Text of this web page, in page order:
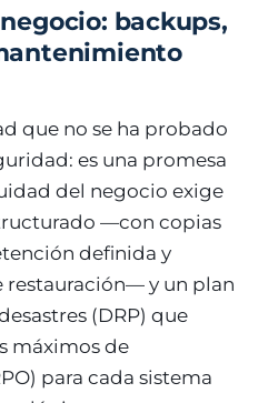
backups,
que no se ha probado
es una promesa
del negocio exige
—con copias
definida y
restauración— y un plan
(DRP) que
máximos de
para cada sistema